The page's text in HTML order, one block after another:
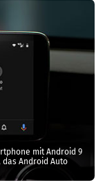
mit Android 9
Android Auto